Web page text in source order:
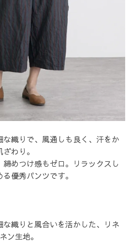
織りで、風通しも良く、汗をか
わり。
めつけ感もゼロ。リラックスし
優秀パンツです。
織りと風合いを活かした、リネ
ン生地。